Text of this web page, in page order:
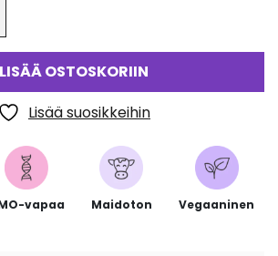
LISÄÄ OSTOSKORIIN
Lisää suosikkeihin
vapaa Maidoton Vegaaninen